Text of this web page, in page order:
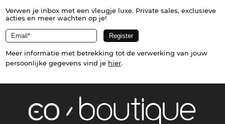
Verwen je inbox met een vleugje luxe. Private sales, exclusieve
acties en meer wachten op je!
Meer informatie met betrekking tot de verwerking van jouw
persoonlijke gegevens vind je hier.